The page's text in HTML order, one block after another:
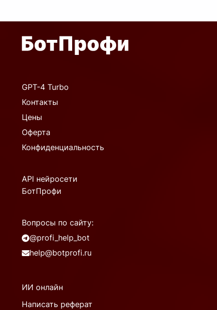
GPT-4 Turbo
Контакты
Цены
Оферта
Конфиденциальность
API нейросети
БотПрофи
Вопросы по сайту:
@profi_help_bot
help@botprofi.ru
ИИ онлайн
Написать реферат